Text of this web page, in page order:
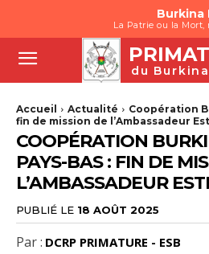
Burkina
La Patrie ou la
du
Accueil Actualité
Coopération
fin de mission de l’Ambassadeur
COOPÉRATION
PAYS-BAS : FIN DE
L’AMBASSADEUR
PUBLIÉ LE 18 AOÛT 2025
Par : DCRP PRIMATURE - ESB